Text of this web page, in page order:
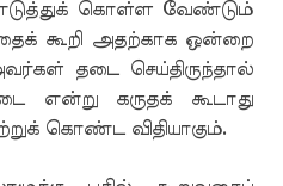
எடுத்துக் கொள்ள வேண்டும்
கூறி அதற்காக ஒன்றை
தடை செய்திருந்தால்
என்று கருதக் கூடாது
கொண்ட விதியாகும்.